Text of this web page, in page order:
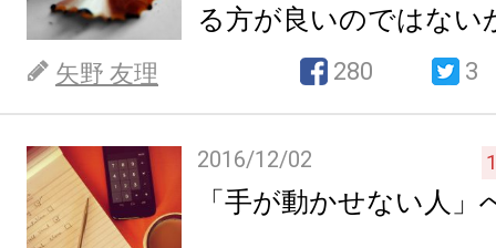
る方が良いのではない
矢野 友理 280 3
2016/12/02
「手が動かせない人」